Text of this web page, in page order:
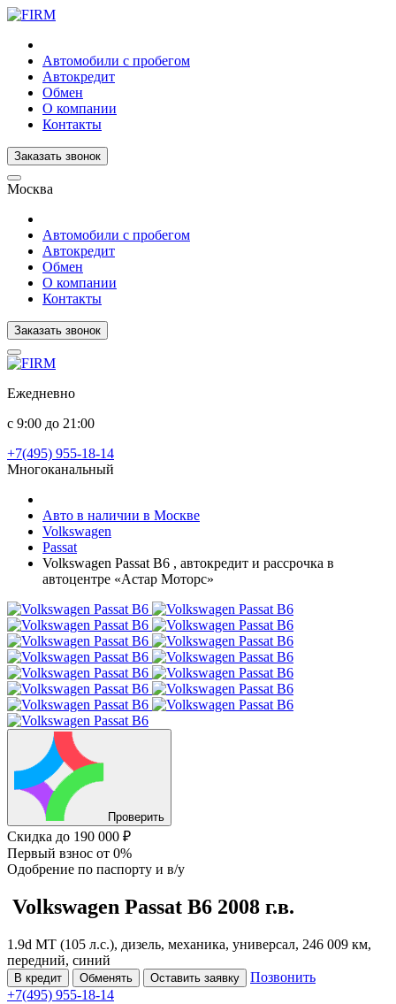
Автомобили с пробегом
Автокредит
Обмен
О компании
Контакты
Заказать звонок
Москва
Автомобили с пробегом
Автокредит
Обмен
О компании
Контакты
Заказать звонок
Ежедневно
с 9:00 до 21:00
+7(495) 955-18-14
Многоканальный
Авто в наличии в Москве
Volkswagen
Passat
Volkswagen Passat B6 , автокредит и рассрочка в
автоцентре «Астар Моторс»
Проверить
Скидка до 190 000 ₽
Первый взнос от 0%
Одобрение по паспорту и в/у
Volkswagen Passat B6 2008 г.в.
1.9d MT (105 л.с.), дизель, механика, универсал, 246 009 км,
передний, синий
В кредит Обменять Оставить заявку
Позвонить
+7(495) 955-18-14